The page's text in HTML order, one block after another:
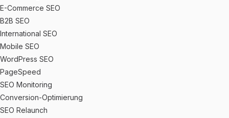
E-Commerce SEO
B2B SEO
International SEO
Mobile SEO
WordPress SEO
PageSpeed
SEO Monitoring
Conversion-Optimierung
SEO Relaunch